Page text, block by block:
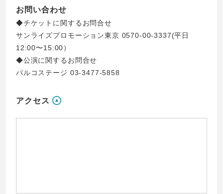
お問い合わせ
◆チケットに関するお問合せ
サンライズプロモーション東京 0570-00-3337(平日
12:00〜15:00）
◆公演に関するお問合せ
パルコステージ 03-3477-5858
アクセス